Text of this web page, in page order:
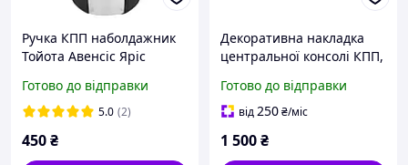
Ручка КПП наболдажник
Тойота Авенсіс Яріс
Toyota AVENSIS YARIS
Corolla
Готово до відправки
5.0 (2)
450₴
Декоративна накладка
центральної консолі КПП,
Mitsubishi ASX 10-23, C4
Aircross, Peugeot 4008
Готово до відправки
від250₴/міс
1 500₴